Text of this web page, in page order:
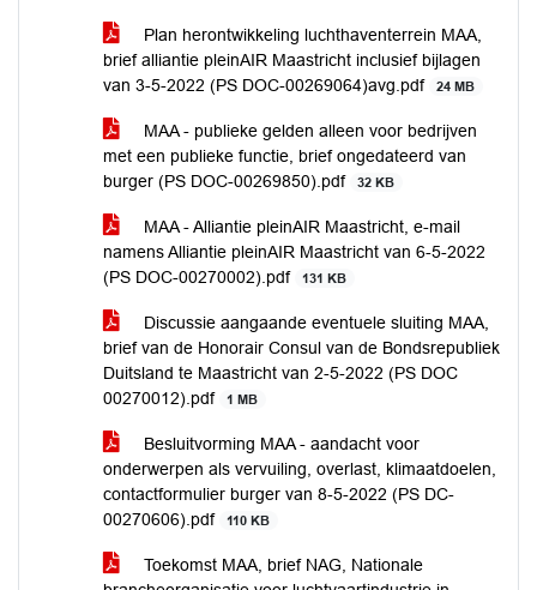
Plan herontwikkeling luchthaventerrein MAA,
brief alliantie pleinAIR Maastricht inclusief bijlagen
van 3-5-2022 (PS DOC-00269064)avg.pdf
24 MB
MAA - publieke gelden alleen voor bedrijven
met een publieke functie, brief ongedateerd van
burger (PS DOC-00269850).pdf
32 KB
MAA - Alliantie pleinAIR Maastricht, e-mail
namens Alliantie pleinAIR Maastricht van 6-5-2022
(PS DOC-00270002).pdf
131 KB
Discussie aangaande eventuele sluiting MAA,
brief van de Honorair Consul van de Bondsrepubliek
Duitsland te Maastricht van 2-5-2022 (PS DOC
00270012).pdf
1 MB
Besluitvorming MAA - aandacht voor
onderwerpen als vervuiling, overlast, klimaatdoelen,
contactformulier burger van 8-5-2022 (PS DC-
00270606).pdf
110 KB
Toekomst MAA, brief NAG, Nationale